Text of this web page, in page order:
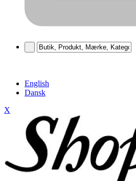
English
Dansk
X